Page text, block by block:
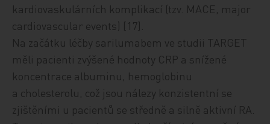
kardiovaskulárních komplikací (tzv. MACE, major
cardiovascular events) [17].
Na začátku léčby sarilumabem ve studii TARGET
měli pacienti zvýšené hodnoty CRP a snížené
koncentrace albuminu, hemoglobinu
a cholesterolu, což jsou nálezy konzistentní se
zjištěními u pacientů se středně a silně aktivní RA.